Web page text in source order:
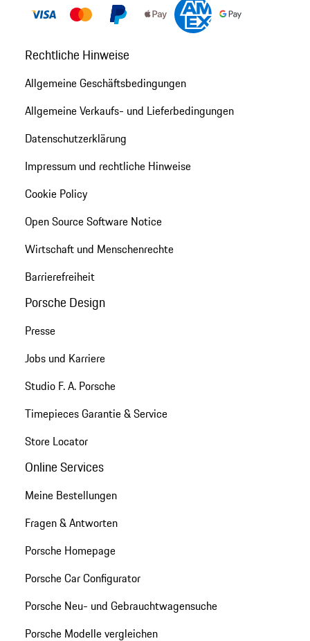
Rechtliche Hinweise
Allgemeine Geschäftsbedingungen
Allgemeine Verkaufs- und Lieferbedingungen
Datenschutzerklärung
Impressum und rechtliche Hinweise
Cookie Policy
Open Source Software Notice
Wirtschaft und Menschenrechte
Barrierefreiheit
Porsche Design
Presse
Jobs und Karriere
Studio F. A. Porsche
Timepieces Garantie & Service
Store Locator
Online Services
Meine Bestellungen
Fragen & Antworten
Porsche Homepage
Porsche Car Configurator
Porsche Neu- und Gebrauchtwagensuche
Porsche Modelle vergleichen